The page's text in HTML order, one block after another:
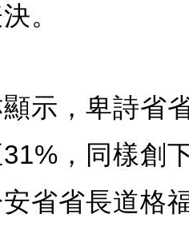
。
示，卑詩省
，同樣創
省省長道格